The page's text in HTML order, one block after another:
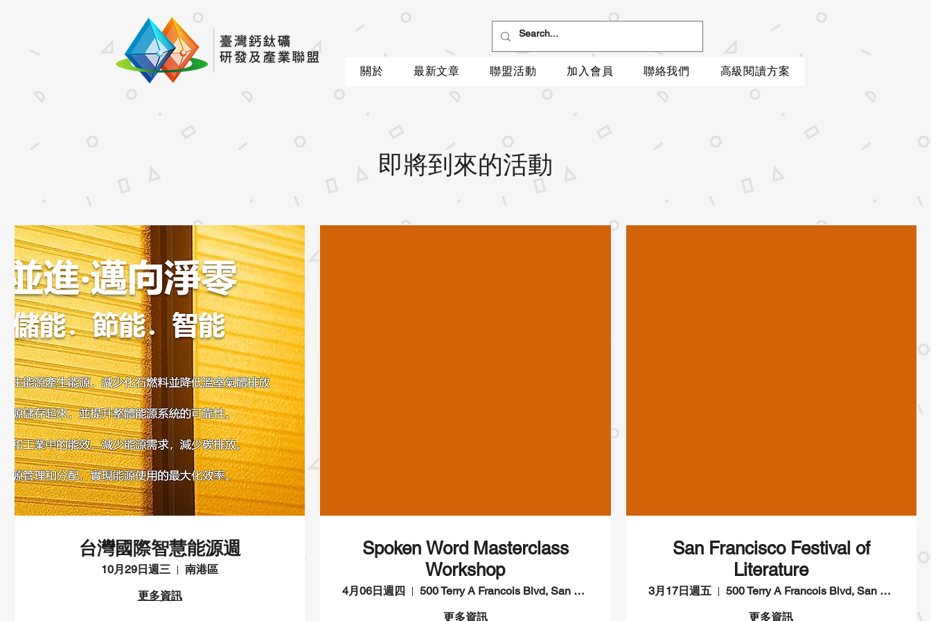
關於 最新文章 聯盟活動 加入會員 聯絡我們 高級閱讀方案
即將到來的活動
台灣國際智慧能源週
10月29日週三
南港區
更多資訊
Spoken Word Masterclass
Workshop
4月06日週四
500 Terry A Francois Blvd, San Francisco, CA 94158, USA
更多資訊
San Francisco Festival of
Literature
3月17日週五
500 Terry A Francois Blvd, San Francisco, CA 94158, USA
更多資訊